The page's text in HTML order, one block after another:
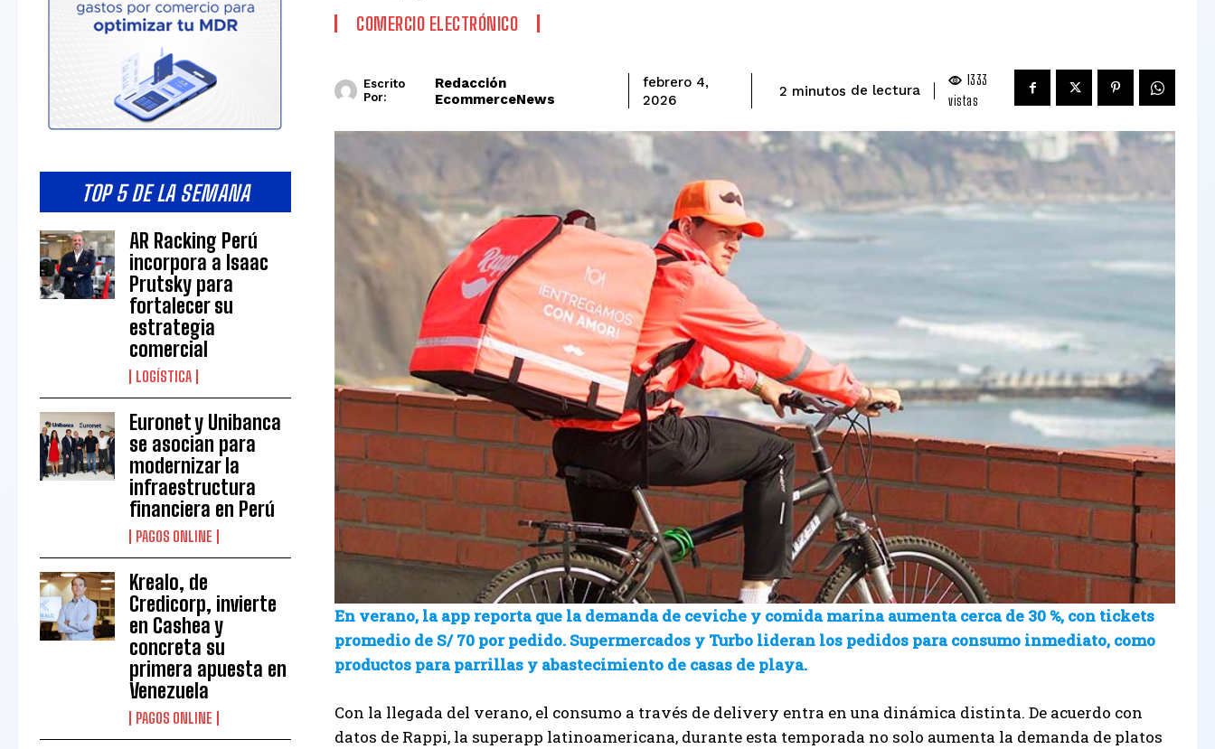
TOP 5 DE LA SEMANA
AR Racking Perú
incorpora a Isaac
Prutsky para
fortalecer su
estrategia
comercial
LOGÍSTICA
Euronet y Unibanca
se asocian para
modernizar la
infraestructura
financiera en Perú
PAGOS ONLINE
Krealo, de
Credicorp, invierte
en Cashea y
concreta su
primera apuesta en
Venezuela
PAGOS ONLINE
COMERCIO ELECTRÓNICO
Escrito
Por:
Redacción
EcommerceNews
febrero 4,
2026
2 minutos de lectura
1333
vistas
En verano, la app reporta que la demanda de ceviche y comida marina aumenta cerca de 30 %, con tickets
promedio de S/ 70 por pedido. Supermercados y Turbo lideran los pedidos para consumo inmediato, como
productos para parrillas y abastecimiento de casas de playa.
Con la llegada del verano, el consumo a través de delivery entra en una dinámica distinta. De acuerdo con
datos de Rappi, la superapp latinoamericana, durante esta temporada no solo aumenta la demanda de platos